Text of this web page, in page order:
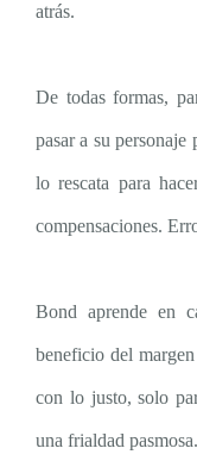
atrás.
De todas formas,
pasar a su
lo rescata para
compensaciones.
Bond aprende en
beneficio del
con lo justo, solo
una frialdad pasmosa.